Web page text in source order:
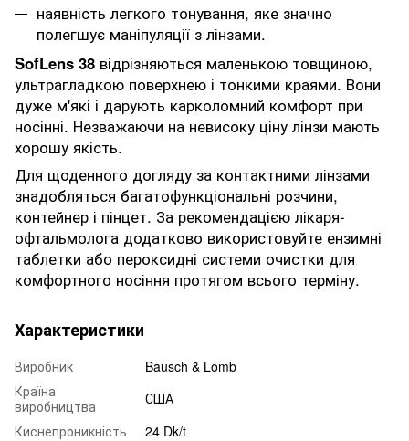
наявність легкого тонування, яке значно
полегшує маніпуляції з лінзами.
SofLens 38 відрізняються маленькою товщиною,
ультрагладкою поверхнею і тонкими краями. Вони
дуже м'які і дарують карколомний комфорт при
носінні. Незважаючи на невисоку ціну лінзи мають
хорошу якість.
Для щоденного догляду за контактними лінзами
знадобляться багатофункціональні розчини,
контейнер і пінцет. За рекомендацією лікаря-
офтальмолога додатково використовуйте ензимні
таблетки або пероксидні системи очистки для
комфортного носіння протягом всього терміну.
Характеристики
Виробник
Bausch & Lomb
Країна
виробництва
США
Киснепроникність
24 Dk/t